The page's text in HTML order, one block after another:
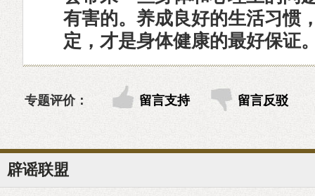
有害的。养成良好的生活习惯
定，才是身体健康的最好保证
专题评价： 留言支持 留言反驳
辟谣联盟